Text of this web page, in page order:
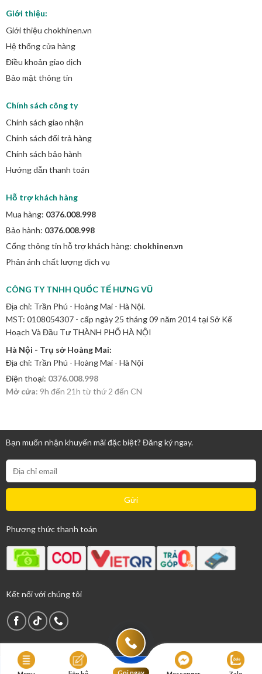
Giới thiệu:
Giới thiệu chokhinen.vn
Hệ thống cửa hàng
Điều khoản giao dịch
Bảo mật thông tin
Chính sách công ty
Chính sách giao nhận
Chính sách đổi trả hàng
Chính sách bảo hành
Hướng dẫn thanh toán
Hỗ trợ khách hàng
Mua hàng: 0376.008.998
Bảo hành: 0376.008.998
Cổng thông tin hỗ trợ khách hàng: chokhinen.vn
Phản ánh chất lượng dịch vụ
CÔNG TY TNHH QUỐC TẾ HƯNG VŨ
Địa chỉ: Trần Phú - Hoàng Mai - Hà Nội.
MST: 0108054307 - cấp ngày 25 tháng 09 năm 2014 tại Sở Kế
Hoạch Và Đầu Tư THÀNH PHỐ HÀ NỘI
Hà Nội - Trụ sở Hoàng Mai:
Địa chỉ: Trần Phú - Hoàng Mai - Hà Nội
Điện thoại: 0376.008.998
Mở cửa: 9h đến 21h từ thứ 2 đến CN
Bạn muốn nhận khuyến mãi đặc biệt? Đăng ký ngay.
Phương thức thanh toán
Kết nối với chúng tôi